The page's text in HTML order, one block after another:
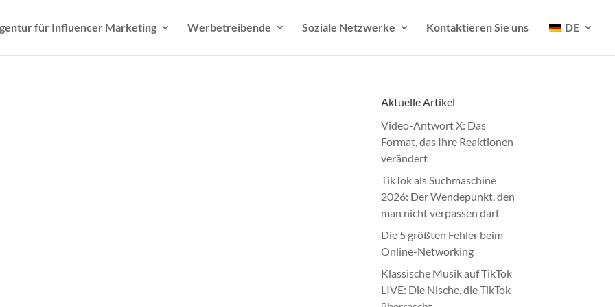
für Influencer Marketing Werbetreibende Soziale Netzwerke Kontaktieren Sie uns DE
Aktuelle Artikel
Video-Antwort X: Das
Format, das Ihre Reaktionen
verändert
TikTok als Suchmaschine
2026: Der Wendepunkt, den
man nicht verpassen darf
Die 5 größten Fehler beim
Online-Networking
Klassische Musik auf TikTok
LIVE: Die Nische, die TikTok